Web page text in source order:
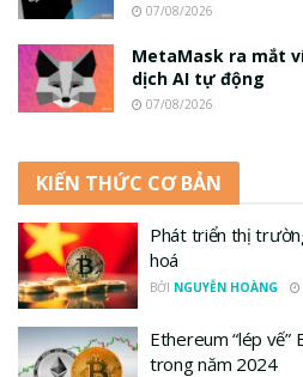
07/08/2026
MetaMask ra mắt
dịch AI tự động
07/08/2026
KIẾN THỨC CƠ BẢN
Phát triển thị
hoá
BỞI NGUYỄN HOÀNG
Ethereum “lép vế”
trong năm 2024